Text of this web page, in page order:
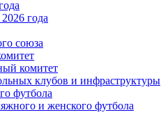
года
союза
комитет
клубов и инфраструктуры
футбола
и женского футбола